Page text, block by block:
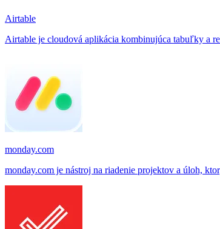
Airtable
Airtable je cloudová aplikácia kombinujúca tabuľky a
monday.com
monday.com je nástroj na riadenie projektov a úloh,